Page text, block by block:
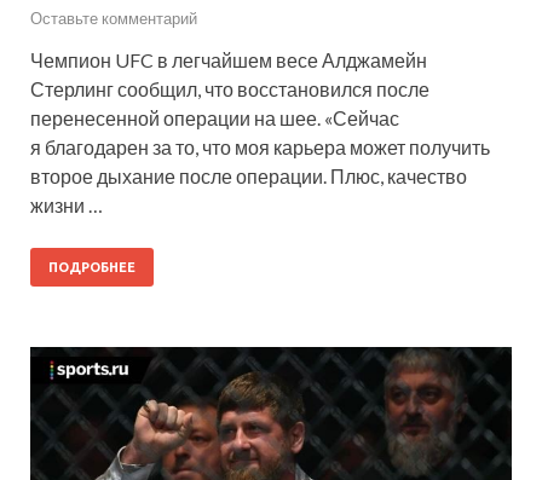
Оставьте комментарий
Чемпион UFC в легчайшем весе Алджамейн
Стерлинг сообщил, что восстановился после
перенесенной операции на шее. «Сейчас
я благодарен за то, что моя карьера может получить
второе дыхание после операции. Плюс, качество
жизни …
ПОДРОБНЕЕ